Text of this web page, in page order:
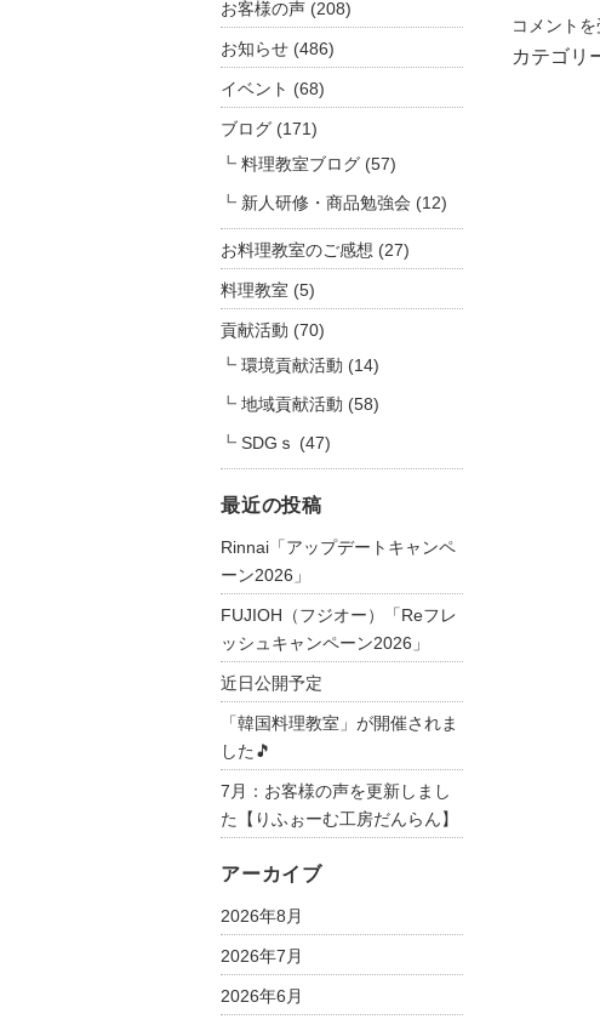
環
境
コメント
カテゴリ
お客様の声 (208)
お知らせ (486)
イベント (68)
ブログ (171)
料理教室ブログ(57)
新人研修・商品勉強会 (12)
お料理教室のご感想 (27)
料理教室 (5)
貢献活動 (70)
環境貢献活動 (14)
地域貢献活動 (58)
SDGｓ (47)
最近の投稿
Rinnai「アップデートキャンペ
ーン2026」
FUJIOH（フジオー）「Reフレ
ッシュキャンペーン2026」
近日公開予定
「韓国料理教室」が開催されま
した🎵
7月：お客様の声を更新しまし
た【りふぉーむ工房だんらん】
アーカイブ
2026年8月
2026年7月
2026年6月